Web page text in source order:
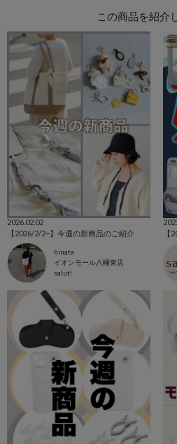
この商品を紹介
2026.02.02
【2026/2/2~】今週の新商品のご紹介
hinata
イオンモール八幡東店
salut!